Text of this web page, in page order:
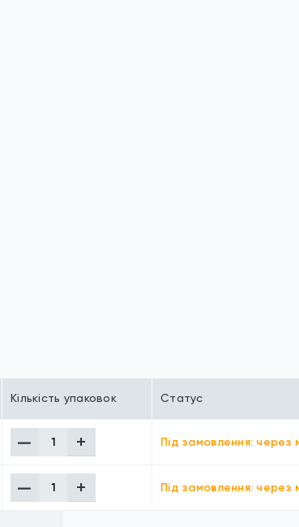
Кількість упаковок Статус
Під замовлення:
Під замовлення: